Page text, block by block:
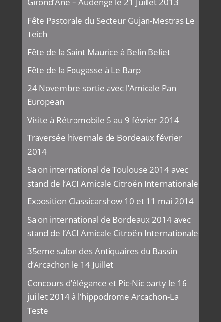
Girond’Ane – Audenge le 21 Juillet 2013
Fête Pastorale du Secteur Gujan-Mestras Le
Teich
Fête de la Saint Maurice à Belin Beliet
Fête de la Fougasse à Le Barp
24 Novembre sortie avec l’Amicale Pan
European
Visite à Rétromobile 5 au 9 février 2014
Traversée hivernale de Bordeaux février
2014
Salon international de Toulouse 2014 avec
stand de l’ACI Amicale Citroën Internationale
Exposition Classicarshow 10 et 11 mai 2014
Salon international de Bordeaux 2014 avec
stand de l’ACI Amicale Citroën Internationale
35eme salon des Antiquaires du Bassin
d’Arcachon le 14 Juillet
Concours d’élégance et Pic-Nic party le 16
juillet 2014 à l’hippodrome Arcachon-La
Teste